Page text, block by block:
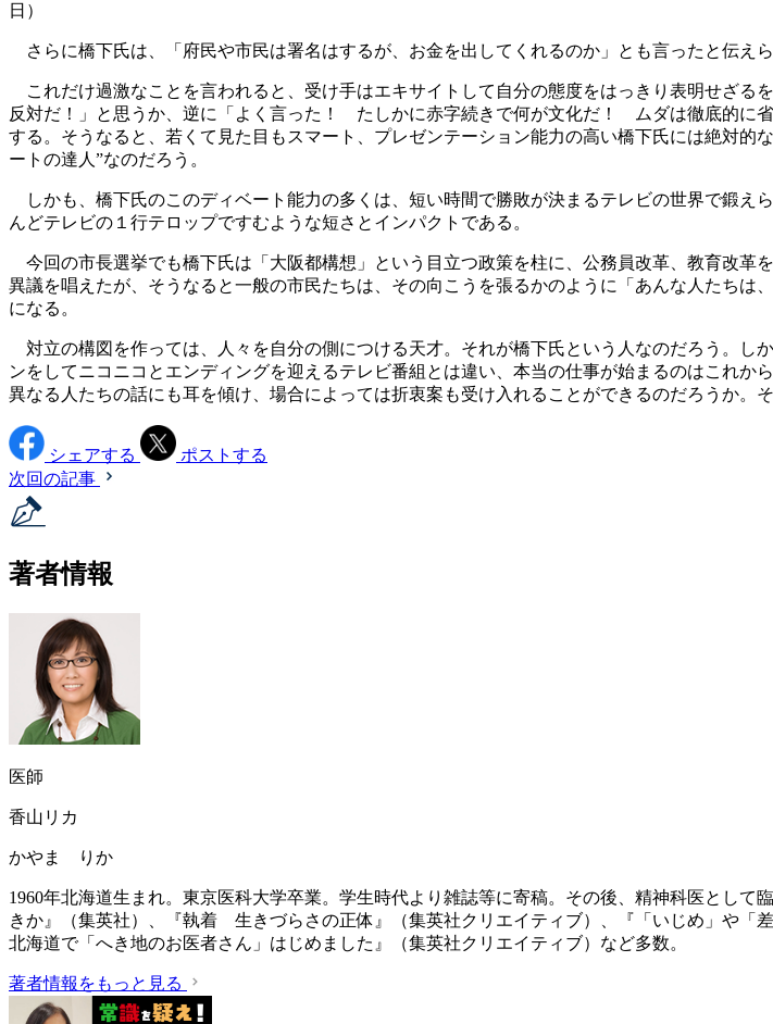
日）
さらに橋下氏は、「府民や市民は署名はするが、お金を出してくれるのか」とも言ったと伝えら
これだけ過激なことを言われると、受け手はエキサイトして自分の態度をはっきり表明せざ
反対だ！」と思うか、逆に「よく言った！ たしかに赤字続きで何が文化だ！ ムダは徹底的に
する。そうなると、若くて見た目もスマート、プレゼンテーション能力の高い橋下氏には絶対
ートの達人”なのだろう。
しかも、橋下氏のこのディベート能力の多くは、短い時間で勝敗が決まるテレビの世界で鍛え
んどテレビの１行テロップですむような短さとインパクトである。
今回の市長選挙でも橋下氏は「大阪都構想」という目立つ政策を柱に、公務員改革、教育改革
異議を唱えたが、そうなると一般の市民たちは、その向こうを張るかのように「あんな人たち
になる。
対立の構図を作っては、人々を自分の側につける天才。それが橋下氏という人なのだろう。し
ンをしてニコニコとエンディングを迎えるテレビ番組とは違い、本当の仕事が始まるのはこれ
異なる人たちの話にも耳を傾け、場合によっては折衷案も受け入れることができるのだろうか。
シェアする
ポストする
次回の記事
著者情報
医師
香山リカ
かやま りか
1960年北海道生まれ。東京医科大学卒業。学生時代より雑誌等に寄稿。その後、精神科医とし
きか』（集英社）、『執着 生きづらさの正体』（集英社クリエイティブ）、『「いじめ」や「
北海道で「へき地のお医者さん」はじめました』（集英社クリエイティブ）など多数。
著者情報をもっと見る